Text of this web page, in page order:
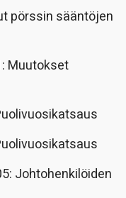
pörssin sääntöjen
Muutokset
Johtohenkilöiden